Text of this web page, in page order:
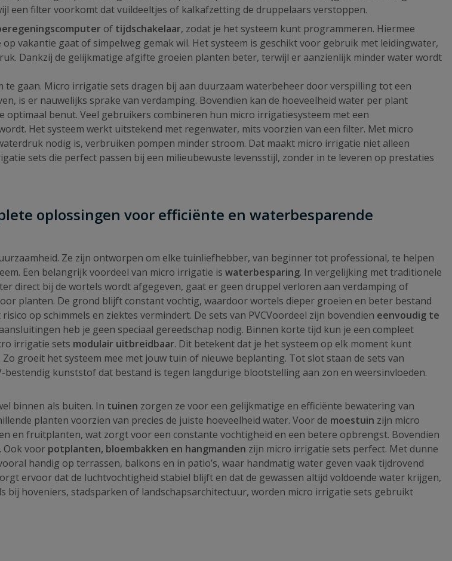
een filter voorkomt dat vuildeeltjes of kalkafzetting de druppelaars verstoppen.
of tijdschakelaar, zodat je het systeem kunt programmeren. Hiermee
vakantie gaat of simpelweg gemak wil. Het systeem is geschikt voor gebruik met leidingwater,
Dankzij de gelijkmatige afgifte groeien planten beter, terwijl er aanzienlijk minder water wordt
gaan. Micro irrigatie sets dragen bij aan duurzaam waterbeheer door verspilling tot een
is er nauwelijks sprake van verdamping. Bovendien kan de hoeveelheid water per plant
benut. Veel gebruikers combineren hun micro irrigatiesysteem met een
Het systeem werkt uitstekend met regenwater, mits voorzien van een filter. Met micro
nodig is, verbruiken pompen minder stroom. Dat maakt micro irrigatie niet alleen
sets die perfect passen bij een milieubewuste levensstijl, zonder in te leveren op prestaties
oplossingen voor efficiënte en waterbesparende
Ze zijn ontworpen om elke tuinliefhebber, van beginner tot professional, te helpen
Een belangrijk voordeel van micro irrigatie is waterbesparing. In vergelijking met traditionele
direct bij de wortels wordt afgegeven, gaat er geen druppel verloren aan verdamping of
planten. De grond blijft constant vochtig, waardoor wortels dieper groeien en beter bestand
op schimmels en ziektes vermindert. De sets van PVCVoordeel zijn bovendien eenvoudig te
heb je geen speciaal gereedschap nodig. Binnen korte tijd kun je een compleet
irrigatie sets modulair uitbreidbaar. Dit betekent dat je het systeem op elk moment kunt
groeit het systeem mee met jouw tuin of nieuwe beplanting. Tot slot staan de sets van
bestendig kunststof dat bestand is tegen langdurige blootstelling aan zon en weersinvloeden.
binnen als buiten. In tuinen zorgen ze voor een gelijkmatige en efficiënte bewatering van
planten voorzien van precies de juiste hoeveelheid water. Voor de moestuin zijn micro
en fruitplanten, wat zorgt voor een constante vochtigheid en een betere opbrengst. Bovendien
Ook voor potplanten, bloembakken en hangmanden zijn micro irrigatie sets perfect. Met dunne
handig op terrassen, balkons en in patio’s, waar handmatig water geven vaak tijdrovend
ervoor dat de luchtvochtigheid stabiel blijft en dat de gewassen altijd voldoende water krijgen,
bij hoveniers, stadsparken of landschapsarchitectuur, worden micro irrigatie sets gebruikt